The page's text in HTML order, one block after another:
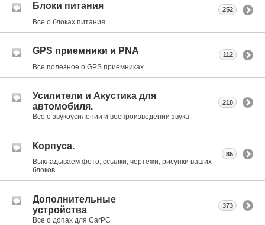
Блоки питания
Все о блоках питания.
252
GPS приемники и PNA
Все полезное о GPS приемниках.
112
Усилители и Акустика для
автомобиля.
Все о звукоусилении и воспроизведении звука.
210
Корпуса.
Выкладываем фото, ссылки, чертежи, рисунки ваших
блоков .
85
Дополнительные
устройства
Все о допах для CarPC
373